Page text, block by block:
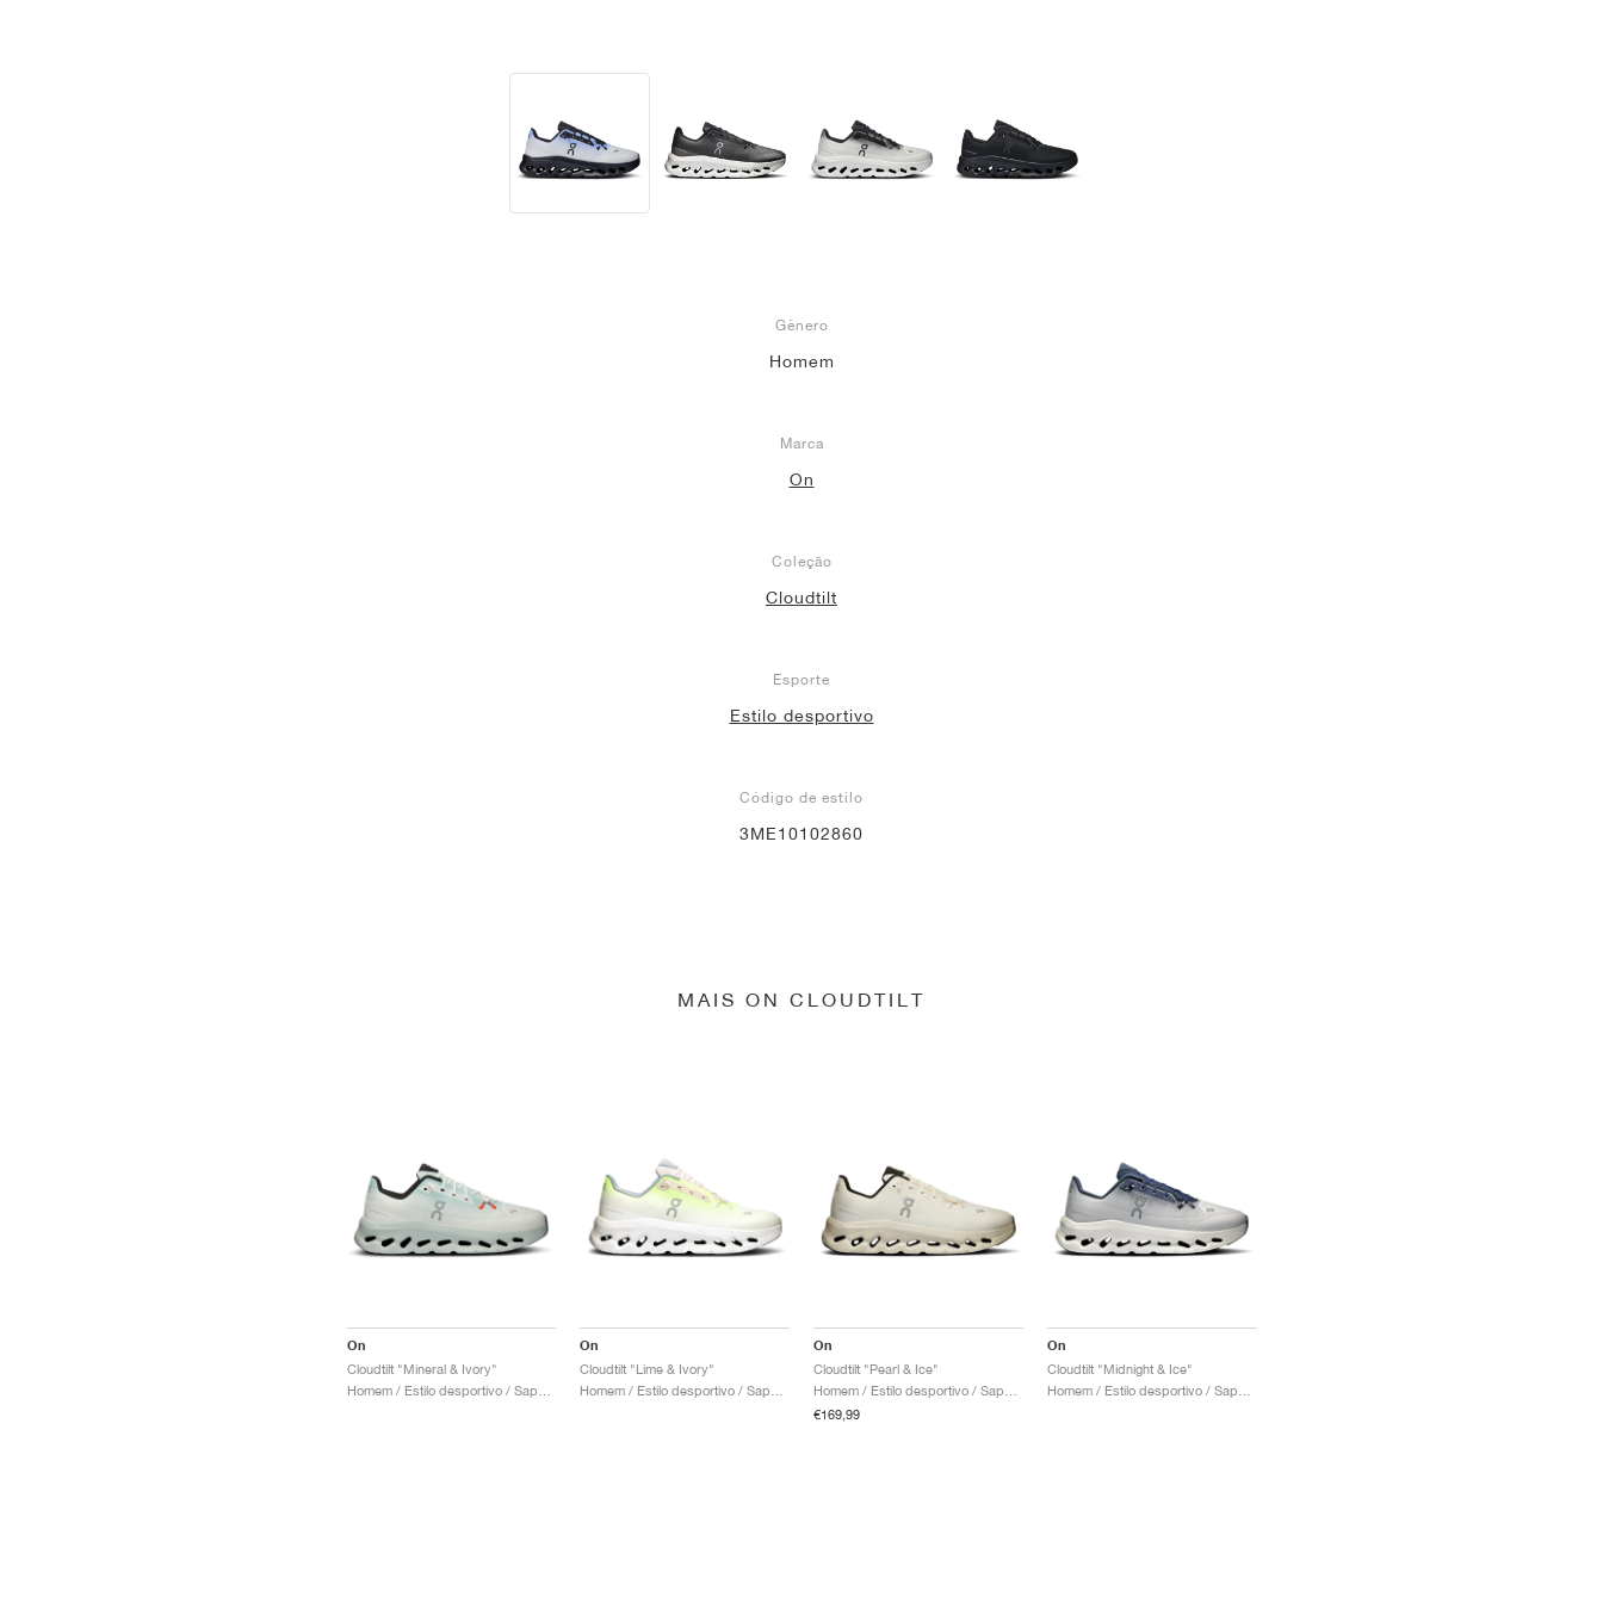
Gênero
Homem
Marca
On
Coleção
Cloudtilt
Esporte
Estilo desportivo
Código de estilo
3ME10102860
MAIS ON CLOUDTILT
On
Cloudtilt "Mineral & Ivory"
On
Cloudtilt "Lime & Ivory"
On
Cloudtilt "Pearl & Ice"
€169,99
On
Cloudtilt "Midnight & Ice"